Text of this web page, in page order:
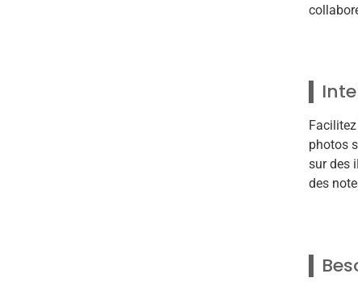
photos
sur des
des